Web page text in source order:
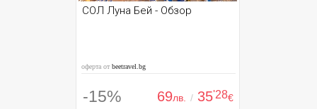
СОЛ Луна Бей - Обзор
оферта отbeetravel.bg
-15% 69лв. / 35'28€